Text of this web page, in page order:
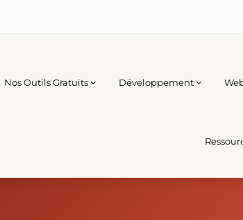
Nos Outils Gratuits Développement